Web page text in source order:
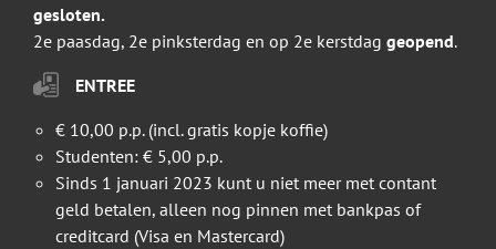
gesloten.
2e paasdag, 2e pinksterdag en op 2e kerstdag geopend.
ENTREE
€ 10,00 p.p. (incl. gratis kopje koffie)
Studenten: € 5,00 p.p.
Sinds 1 januari 2023 kunt u niet meer met contant
geld betalen, alleen nog pinnen met bankpas of
creditcard (Visa en Mastercard)